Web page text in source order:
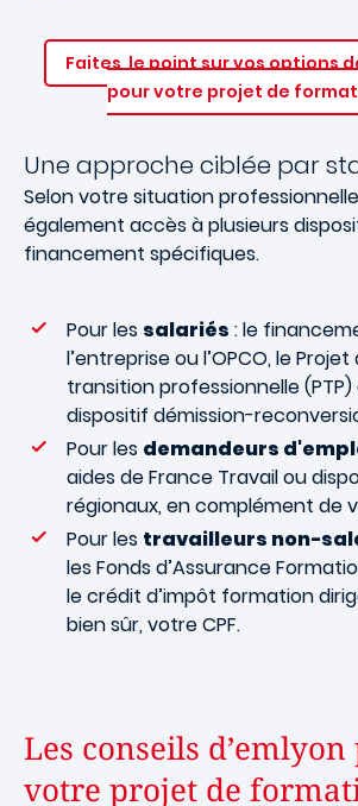
Faites le point sur vos options
pour votre projet de
Une approche ciblée par
Selon votre situation
également accès à plusieurs
financement spécifiques.
Pour les salariés : le
l’entreprise ou l’OPCO, le Projet
transition professionnelle (PTP)
dispositif démission-
Pour les demandeurs
aides de France Travail ou
régionaux, en complément de
Pour les travailleurs non-
les Fonds d’Assurance
le crédit d’impôt formation
bien sûr, votre CPF.
Les conseils
votre projet de